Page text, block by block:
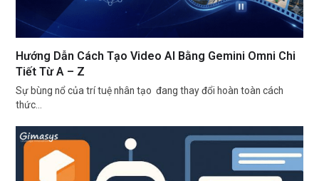
Hướng Dẫn Cách Tạo Video AI Bằng Gemini Omni Chi
Tiết Từ A – Z
Sự bùng nổ của trí tuệ nhân tạo đang thay đổi hoàn toàn cách
thức…